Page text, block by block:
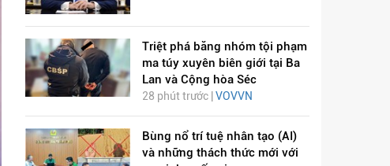
Triệt phá băng nhóm tội phạm
ma túy xuyên biên giới tại Ba
Lan và Cộng hòa Séc
28 phút trước | VOVVN
Bùng nổ trí tuệ nhân tạo (AI)
và những thách thức mới với